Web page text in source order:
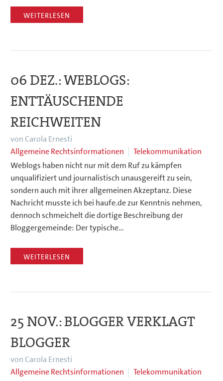
WEITERLESEN
06 DEZ.:WEBLOGS:
ENTTÄUSCHENDE
REICHWEITEN
von Carola Ernesti
Allgemeine Rechtsinformationen
Telekommunikation
Weblogs haben nicht nur mit dem Ruf zu kämpfen
unqualifiziert und journalistisch unausgereift zu sein,
sondern auch mit ihrer allgemeinen Akzeptanz. Diese
Nachricht musste ich bei haufe.de zur Kenntnis nehmen,
dennoch schmeichelt die dortige Beschreibung der
Bloggergemeinde: Der typische…
WEITERLESEN
25 NOV.:BLOGGER VERKLAGT
BLOGGER
von Carola Ernesti
Allgemeine Rechtsinformationen
Telekommunikation